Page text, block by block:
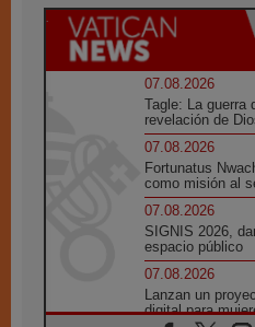
07.08.2026
Tagle: La guerra
revelación de
07.08.2026
Fortunatus
como misión al
07.08.2026
SIGNIS 2026,
espacio público
07.08.2026
Lanzan un
digital para